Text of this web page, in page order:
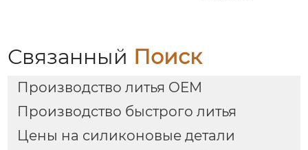
Связанный Поиск
Производство литья OEM
Производство быстрого литья
Цены на силиконовые детали